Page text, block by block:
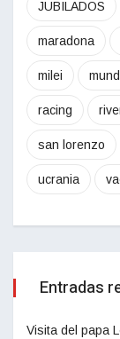
JUBILADOS
maradona
milei
racing
san lorenzo
ucrania
Entradas
Visita del papa